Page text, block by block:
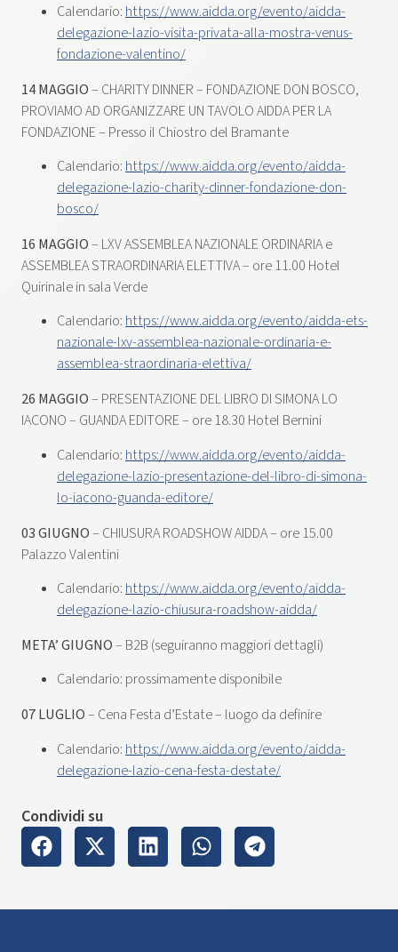
Calendario: https://www.aidda.org/evento/aidda-
delegazione-lazio-visita-privata-alla-mostra-venus-
fondazione-valentino/
14 MAGGIO– CHARITY DINNER – FONDAZIONE DON BOSCO,
PROVIAMO AD ORGANIZZARE UN TAVOLO AIDDA PER LA
FONDAZIONE – Presso il Chiostro del Bramante
Calendario: https://www.aidda.org/evento/aidda-
delegazione-lazio-charity-dinner-fondazione-don-
bosco/
16 MAGGIO– LXV ASSEMBLEA NAZIONALE ORDINARIA e
ASSEMBLEA STRAORDINARIA ELETTIVA – ore 11.00 Hotel
Quirinale in sala Verde
Calendario: https://www.aidda.org/evento/aidda-ets-
nazionale-lxv-assemblea-nazionale-ordinaria-e-
assemblea-straordinaria-elettiva/
26 MAGGIO– PRESENTAZIONE DEL LIBRO DI SIMONA LO
IACONO – GUANDA EDITORE – ore 18.30 Hotel Bernini
Calendario: https://www.aidda.org/evento/aidda-
delegazione-lazio-presentazione-del-libro-di-simona-
lo-iacono-guanda-editore/
03 GIUGNO– CHIUSURA ROADSHOW AIDDA – ore 15.00
Palazzo Valentini
Calendario: https://www.aidda.org/evento/aidda-
delegazione-lazio-chiusura-roadshow-aidda/
META’ GIUGNO– B2B (seguiranno maggiori dettagli)
Calendario: prossimamente disponibile
07 LUGLIO– Cena Festa d’Estate – luogo da definire
Calendario: https://www.aidda.org/evento/aidda-
delegazione-lazio-cena-festa-destate/
Condividi su